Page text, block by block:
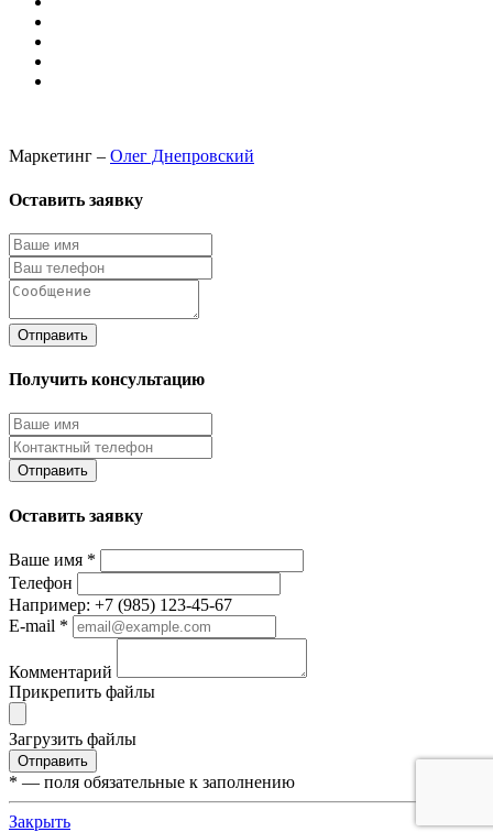
Маркетинг – Олег Днепровский
Оставить заявку
Отправить
Получить консультацию
Отправить
Оставить заявку
Ваше имя *
Телефон
Например: +7 (985) 123-45-67
E-mail *
Комментарий
Прикрепить файлы
Загрузить файлы
Отправить
* — поля обязательные к заполнению
Закрыть